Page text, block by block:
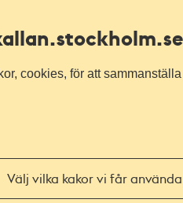
.stockholm.se
cookies, för att
Välj vilka kakor vi får använda